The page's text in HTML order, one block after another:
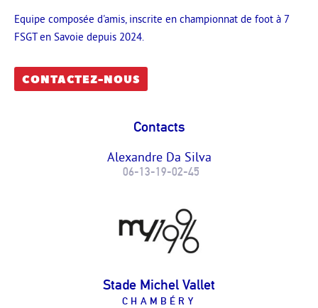
Stade Michel Vallet
CHAMBÉRY
Equipe composée d'amis, inscrite en championnat de foot à 7
FSGT en Savoie depuis 2024.
CONTACTEZ-NOUS
Contacts
Alexandre Da Silva
06-13-19-02-45